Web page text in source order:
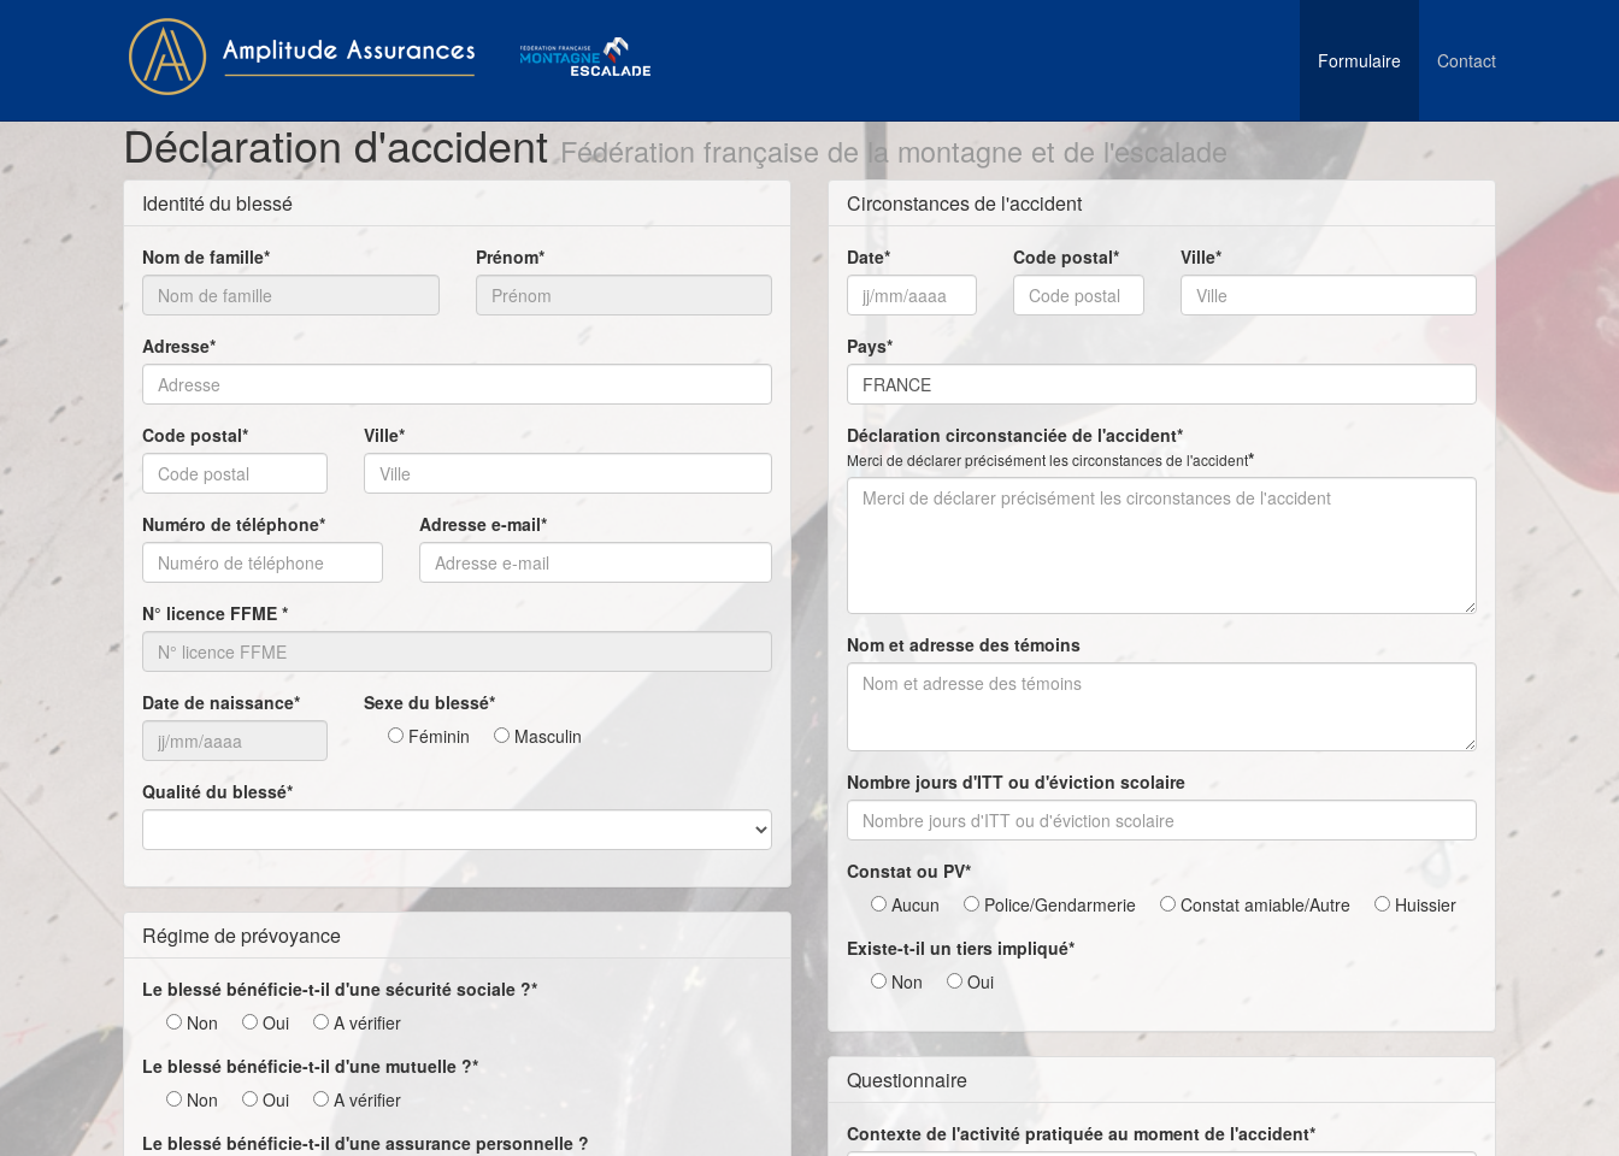
Formulaire Contact
Déclaration d'accidentFédération française de la montagne et de l'escalade
Identité du blessé
Nom de famille* Prénom*
Adresse*
Code postal* Ville*
Numéro de téléphone* Adresse e-mail*
N° licence FFME *
Date de naissance*
Sexe du blessé*
Féminin
Masculin
Qualité du blessé*
Régime de prévoyance
Le blessé bénéficie-t-il d'une sécurité sociale ?*
Non
Oui
A vérifier
Le blessé bénéficie-t-il d'une mutuelle ?*
Non
Oui
A vérifier
Le blessé bénéficie-t-il d'une assurance personnelle ?
Circonstances de l'accident
Date* Code postal* Ville*
Pays*
Déclaration circonstanciée de l'accident*
Merci de déclarer précisément les circonstances de l'accident*
Nom et adresse des témoins
Nombre jours d'ITT ou d'éviction scolaire
Constat ou PV*
Aucun
Police/Gendarmerie Constat amiable/Autre
Huissier
Existe-t-il un tiers impliqué*
Non
Oui
Questionnaire
Contexte de l'activité pratiquée au moment de l'accident*